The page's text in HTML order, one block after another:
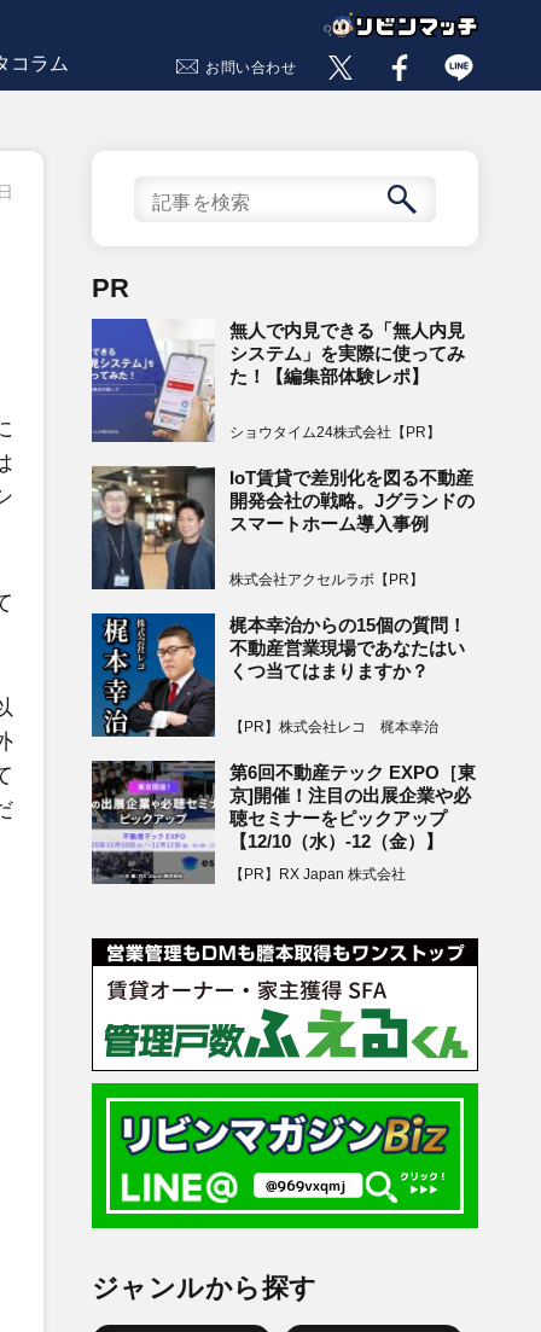
コラム お問い合わせ
PR
無人で内見できる「無人内見
システム」を実際に使ってみ
た！【編集部体験レポ】
ショウタイム24株式会社【PR】
IoT賃貸で差別化を図る不動産
開発会社の戦略。Jグランドの
スマートホーム導入事例
株式会社アクセルラボ【PR】
梶本幸治からの15個の質問！
不動産営業現場であなたはい
くつ当てはまりますか？
【PR】株式会社レコ 梶本幸治
第6回不動産テック EXPO［東
京]開催！注目の出展企業や必
聴セミナーをピックアップ
【12/10（水）-12（金）】
【PR】RX Japan 株式会社
ジャンルから探す